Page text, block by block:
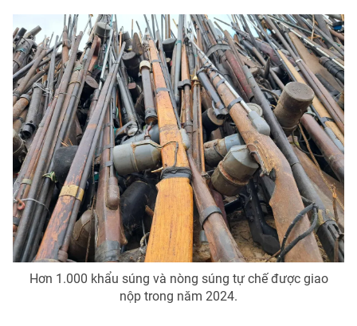
Hitech Công nghệ tương lai
Sản phẩm
Thị trường
Tư vấn
Giao lưu trực tuyến
Lịch phát sóng
Chuyên mục khác
Emagazine Podcast
Photo Infographic
Video Shorts video
VTV Thể thao
Hơn 1.000 khẩu súng và nòng súng tự chế được giao
nộp trong năm 2024.